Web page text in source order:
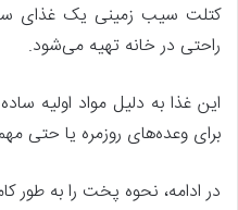
کتلت سیب زمینی یک غذای
راحتی در خانه تهیه می‌شود.
این غذا به دلیل مواد اولیه
برای وعده‌های روزمره یا حتی
در ادامه، نحوه پخت را به طور